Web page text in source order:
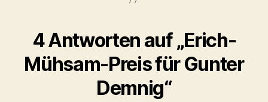
4 Antworten auf „Erich-
Mühsam-Preis für Gunter
Demnig“